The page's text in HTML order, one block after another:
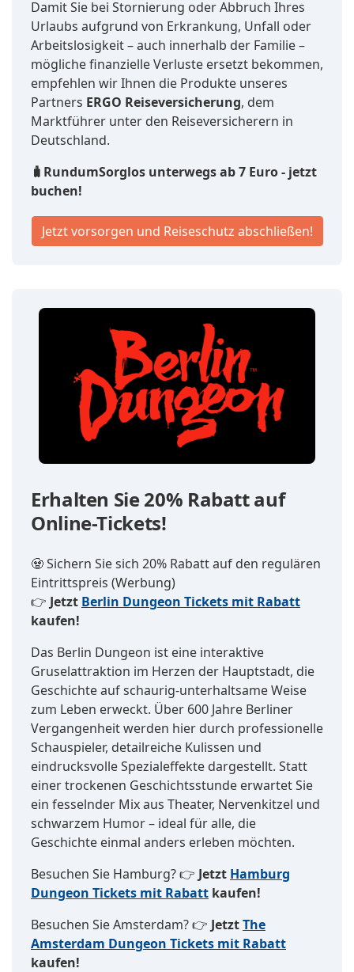
Damit Sie bei Stornierung oder Abbruch Ihres
Urlaubs aufgrund von Erkrankung, Unfall oder
Arbeitslosigkeit – auch innerhalb der Familie –
mögliche finanzielle Verluste ersetzt bekommen,
empfehlen wir Ihnen die Produkte unseres
Partners ERGO Reiseversicherung, dem
Marktführer unter den Reiseversicherern in
Deutschland.
🧳RundumSorglos unterwegs ab 7 Euro - jetzt
buchen!
Jetzt vorsorgen und Reiseschutz abschließen!
Erhalten Sie 20% Rabatt auf
Online-Tickets!
🧟‍ Sichern Sie sich 20% Rabatt auf den regulären
Eintrittspreis (Werbung)
👉 Jetzt Berlin Dungeon Tickets mit Rabatt
kaufen!
Das Berlin Dungeon ist eine interaktive
Gruselattraktion im Herzen der Hauptstadt, die
Geschichte auf schaurig-unterhaltsame Weise
zum Leben erweckt. Über 600 Jahre Berliner
Vergangenheit werden hier durch professionelle
Schauspieler, detailreiche Kulissen und
eindrucksvolle Spezialeffekte dargestellt. Statt
einer trockenen Geschichtsstunde erwartet Sie
ein fesselnder Mix aus Theater, Nervenkitzel und
schwarzem Humor – ideal für alle, die
Geschichte einmal anders erleben möchten.
Besuchen Sie Hamburg? 👉 Jetzt Hamburg
Dungeon Tickets mit Rabatt kaufen!
Besuchen Sie Amsterdam? 👉 JetztThe
Amsterdam Dungeon Tickets mit Rabatt
kaufen!